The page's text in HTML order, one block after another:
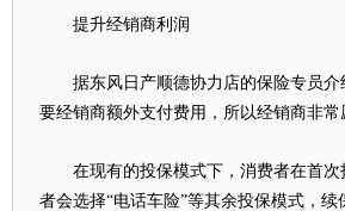
提升经销商利润
据东风日产顺德协力店的保险专员介
要经销商额外支付费用，所以经销商非
在现有的投保模式下，消费者在首次
者会选择“电话车险”等其余投保模式，